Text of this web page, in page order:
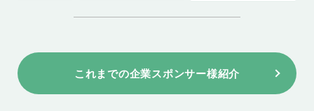
これまでの企業スポンサー様紹介